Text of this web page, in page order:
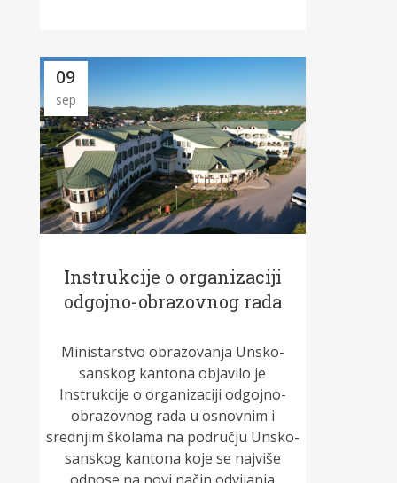
09
sep
Instrukcije o organizaciji
odgojno-obrazovnog rada
Ministarstvo obrazovanja Unsko-
sanskog kantona objavilo je
Instrukcije o organizaciji odgojno-
obrazovnog rada u osnovnim i
srednjim školama na području Unsko-
sanskog kantona koje se najviše